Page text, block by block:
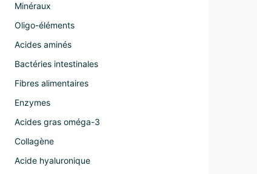
Minéraux
Oligo-éléments
Acides aminés
Bactéries intestinales
Fibres alimentaires
Enzymes
Acides gras oméga-3
Collagène
Acide hyaluronique